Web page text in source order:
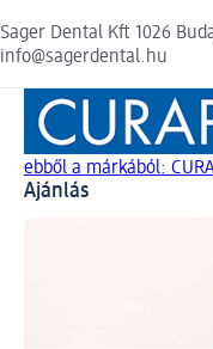
Sager Dental Kft 1026
info@sagerdental.hu
ebből a márkából:
Ajánlás